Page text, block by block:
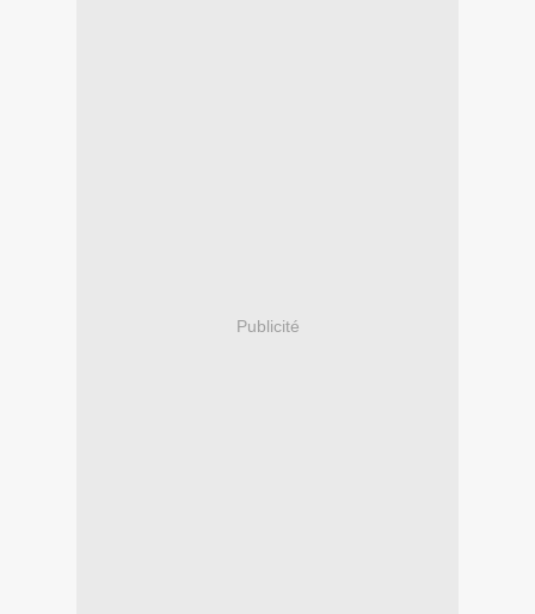
Publicité